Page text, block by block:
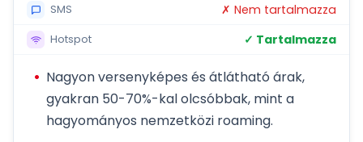
SMS ✗ Nem tartalmazza
Hotspot ✓ Tartalmazza
Nagyon versenyképes és átlátható árak,
gyakran 50-70%-kal olcsóbbak, mint a
hagyományos nemzetközi roaming.